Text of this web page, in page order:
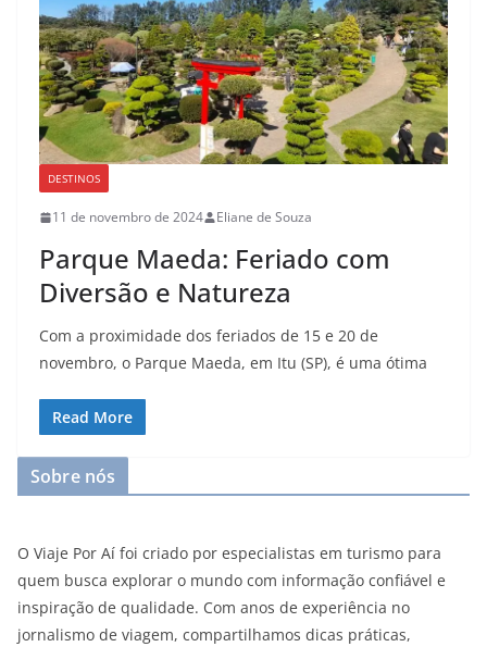
DESTINOS
11 de novembro de 2024 Eliane de Souza
Parque Maeda: Feriado com
Diversão e Natureza
Com a proximidade dos feriados de 15 e 20 de
novembro, o Parque Maeda, em Itu (SP), é uma ótima
Read More
Sobre nós
O Viaje Por Aí foi criado por especialistas em turismo para
quem busca explorar o mundo com informação confiável e
inspiração de qualidade. Com anos de experiência no
jornalismo de viagem, compartilhamos dicas práticas,